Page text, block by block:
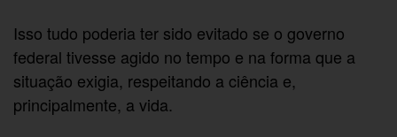
Isso tudo poderia ter sido evitado se o governo
federal tivesse agido no tempo e na forma que a
situação exigia, respeitando a ciência e,
principalmente, a vida.